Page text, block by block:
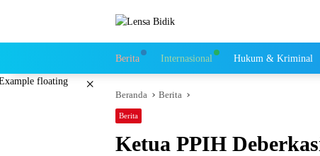
Berita Internasional Hukum & Kriminal
×
Beranda Berita
Berita
Ketua PPIH